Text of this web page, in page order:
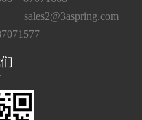
sales2@3aspring.com